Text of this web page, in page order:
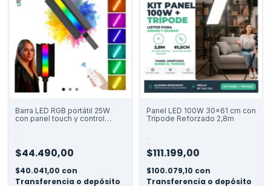
Barra LED RGB portátil 25W
con panel touch y control
.
$44.490,00
$40.041,00 con
Transferencia o depósito
Panel LED 100W 30x61 cm con
Trípode Reforzado 2,8m
.
$111.199,00
$100.079,10 con
Transferencia o depósito